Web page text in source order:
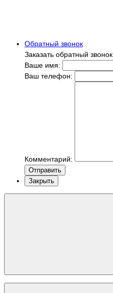
Обратный звонок
Заказать обратный звонок
Ваше имя:
Ваш телефон:
Комментарий:
Отправить
Закрыть